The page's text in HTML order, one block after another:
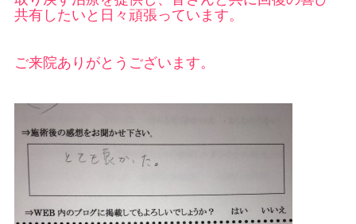
共有したいと日々頑張っています。
ご来院ありがとうございます。